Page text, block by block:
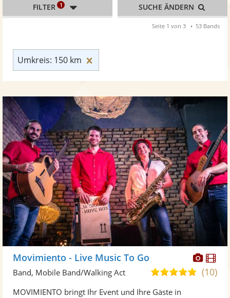
Umkreis: 150 km
FILTER 1 SUCHE ÄNDERN
Seite 1 von 3 53 Bands
Movimiento - Live Music To Go
5,0(10)
Band, Mobile Band/Walking Act
MOVIMIENTO bringt Ihr Event und Ihre Gäste in